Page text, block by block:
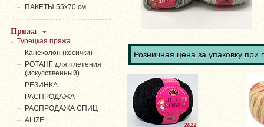
Розничная цена за упаковку при
ПАКЕТЫ 55х70 см
Пряжа
Турецкая пряжа
Канеколон (косички)
РОТАНГ для плетения
(искусственный)
PЕЗИНКА
РАСПРОДАЖА
РАСПРОДАЖА СПИЦ
ALIZE